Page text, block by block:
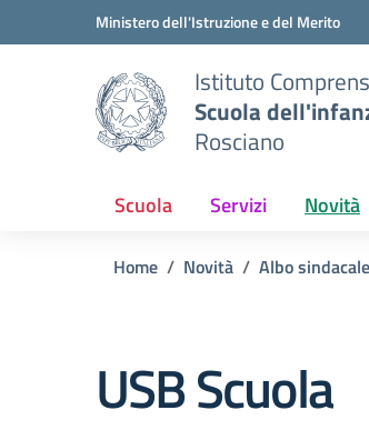
Vai ai contenuti
Vai al menu di navigazioneMinistero dell'Istruzione e del Merito
Istituto
Scuola
Rosciano
Scuola Servizi Novità
Home Novità Albo sindacale
USB Scuola